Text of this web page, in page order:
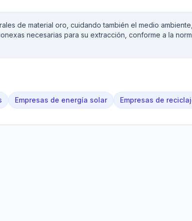
de material oro, cuidando también el medio
necesarias para su extracción, conforme a la
Empresas de energía solar Empresas de